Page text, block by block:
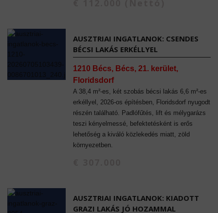
AUSZTRIAI INGATLANOK: CSENDES
BÉCSI LAKÁS ERKÉLLYEL
1210 Bécs, Bécs, 21. kerület,
Floridsdorf
A 38,4 m²-es, két szobás bécsi lakás 6,6 m²-es
erkéllyel, 2026-os építésben, Floridsdorf nyugodt
részén található. Padlófűtés, lift és mélygarázs
teszi kényelmessé, befektetésként is erős
lehetőség a kiváló közlekedés miatt, zöld
környezetben.
AUSZTRIAI INGATLANOK: KIADOTT
GRAZI LAKÁS JÓ HOZAMMAL